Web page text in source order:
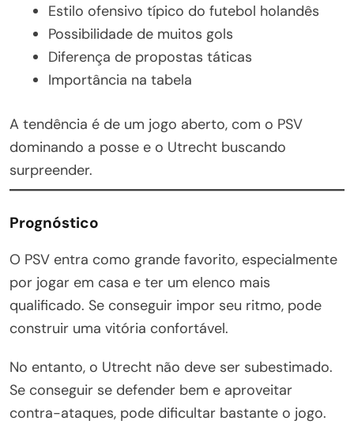
Estilo ofensivo típico do futebol holandês
Possibilidade de muitos gols
Diferença de propostas táticas
Importância na tabela
A tendência é de um jogo aberto, com o PSV
dominando a posse e o Utrecht buscando
surpreender.
Prognóstico
O PSV entra como grande favorito, especialmente
por jogar em casa e ter um elenco mais
qualificado. Se conseguir impor seu ritmo, pode
construir uma vitória confortável.
No entanto, o Utrecht não deve ser subestimado.
Se conseguir se defender bem e aproveitar
contra-ataques, pode dificultar bastante o jogo.